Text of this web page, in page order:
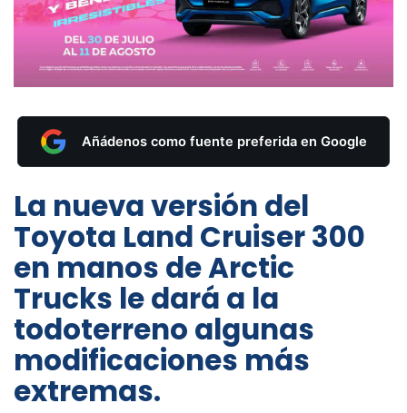
Añádenos como fuente preferida en Google
La nueva versión del
Toyota Land Cruiser 300
en manos de Arctic
Trucks le dará a la
todoterreno algunas
modificaciones más
extremas.